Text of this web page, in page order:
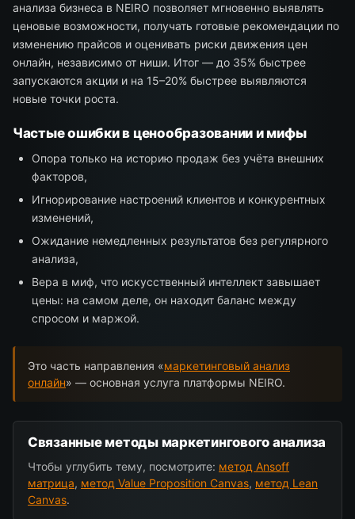
анализа бизнеса в NEIRO позволяет мгновенно выявлять
ценовые возможности, получать готовые рекомендации по
изменению прайсов и оценивать риски движения цен
онлайн, независимо от ниши. Итог — до 35% быстрее
запускаются акции и на 15–20% быстрее выявляются
новые точки роста.
Частые ошибки в ценообразовании и мифы
Опора только на историю продаж без учёта внешних
факторов,
Игнорирование настроений клиентов и конкурентных
изменений,
Ожидание немедленных результатов без регулярного
анализа,
Вера в миф, что искусственный интеллект завышает
цены: на самом деле, он находит баланс между
спросом и маржой.
Это часть направления «маркетинговый анализ
онлайн» — основная услуга платформы NEIRO.
Связанные методы маркетингового анализа
Чтобы углубить тему, посмотрите: метод Ansoff
матрица, метод Value Proposition Canvas, метод Lean
Canvas.